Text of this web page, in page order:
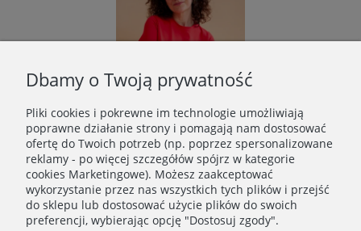
Bawełniany tiszert Sunflower in Red
179,00 zł
Dbamy o Twoją prywatność
Pliki cookies i pokrewne im technologie umożliwiają
poprawne działanie strony i pomagają nam dostosować
ofertę do Twoich potrzeb (np. poprzez spersonalizowane
reklamy - po więcej szczegółów spójrz w kategorie
cookies Marketingowe). Możesz zaakceptować
wykorzystanie przez nas wszystkich tych plików i przejść
do sklepu lub dostosować użycie plików do swoich
preferencji, wybierając opcję "Dostosuj zgody".